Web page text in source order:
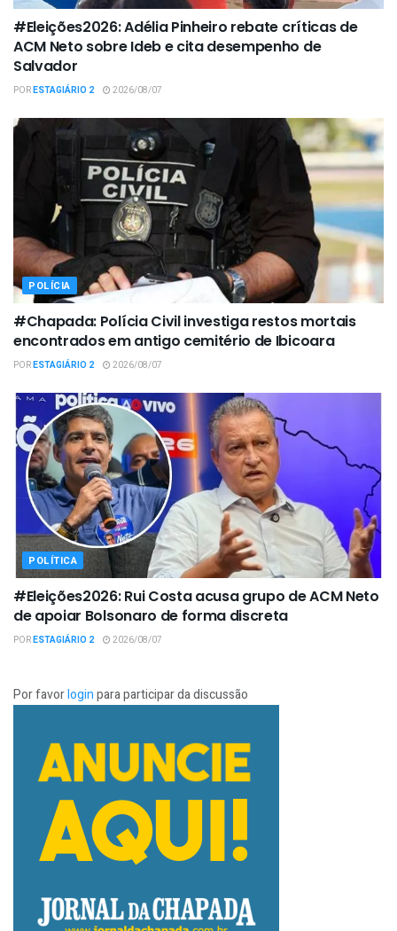
#Eleições2026: Adélia Pinheiro rebate críticas de
ACM Neto sobre Ideb e cita desempenho de
Salvador
PORESTAGIÁRIO 2 2026/08/07
POLÍCIA
#Chapada: Polícia Civil investiga restos mortais
encontrados em antigo cemitério de Ibicoara
PORESTAGIÁRIO 2 2026/08/07
POLÍTICA
#Eleições2026: Rui Costa acusa grupo de ACM Neto
de apoiar Bolsonaro de forma discreta
PORESTAGIÁRIO 2 2026/08/07
Por favorloginpara participar da discussão